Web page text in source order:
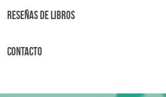
Reseñas de libros
Contacto